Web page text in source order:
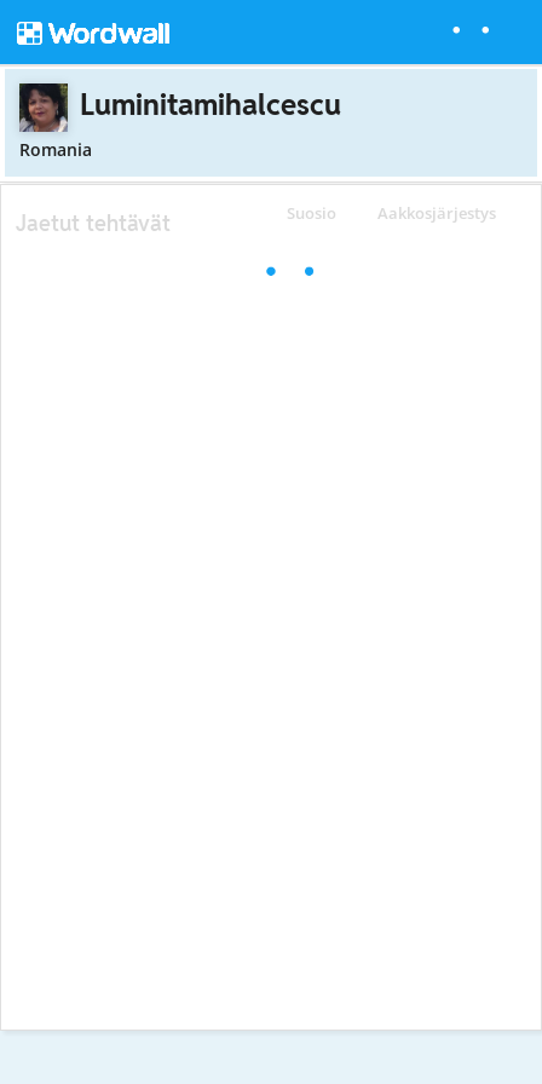
Luminitamihalcescu
Romania
Suosio Aakkosjärjestys
Jaetut tehtävät